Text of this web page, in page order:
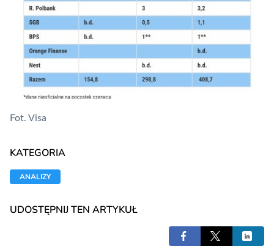
Fot. Visa
KATEGORIA
ANALIZY
UDOSTĘPNIJ TEN ARTYKUŁ